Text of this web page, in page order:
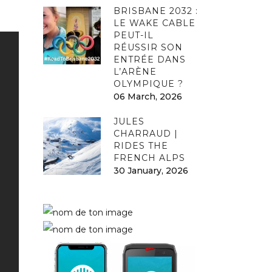
BRISBANE 2032 :
LE WAKE CABLE
PEUT-IL
RÉUSSIR SON
ENTRÉE DANS
L’ARÈNE
OLYMPIQUE ?
06 March, 2026
JULES
CHARRAUD |
RIDES THE
FRENCH ALPS
30 January, 2026